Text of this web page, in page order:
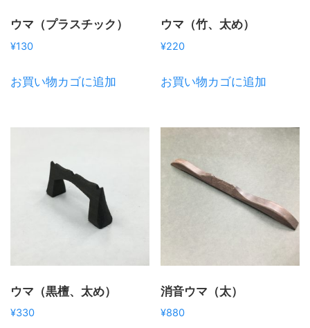
ウマ（プラスチック）
¥130
お買い物カゴに追加
ウマ（竹、太め）
¥220
お買い物カゴに追加
ウマ（黒檀、太め）
¥330
消音ウマ（太）
¥880